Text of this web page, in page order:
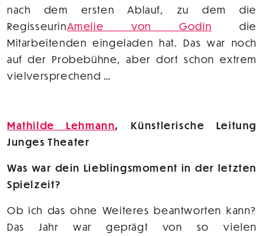
nach dem ersten Ablauf, zu dem die
RegisseurinAmelie von Godin die
Mitarbeitenden eingeladen hat. Das war noch
auf der Probebühne, aber dort schon extrem
vielversprechend …
Mathilde Lehmann, Künstlerische Leitung
Junges Theater
Was war dein Lieblingsmoment in der letzten
Spielzeit?
Ob ich das ohne Weiteres beantworten kann?
Das Jahr war geprägt von so vielen